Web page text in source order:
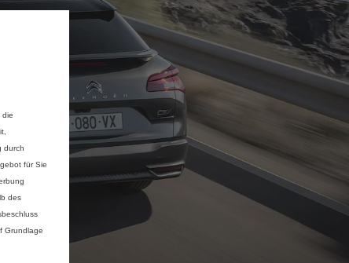
die
durch
für Sie
des
Grundlage